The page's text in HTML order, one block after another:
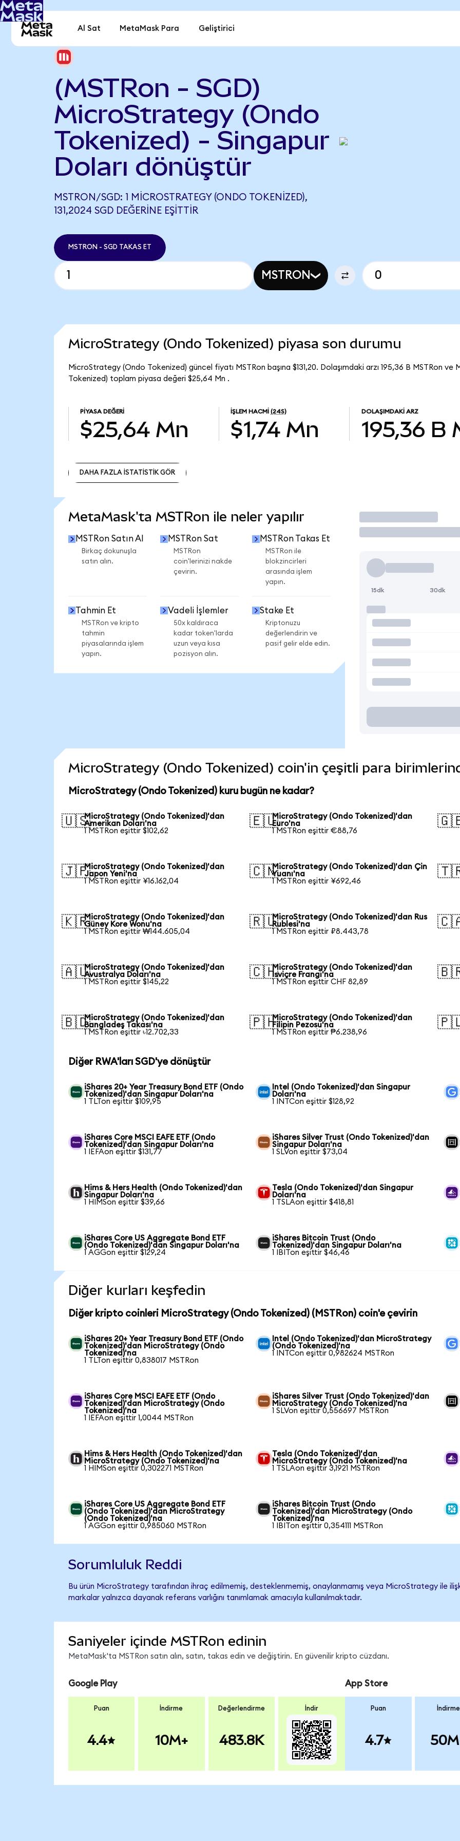
Al Sat MetaMask Para Geliştirici
(MSTRon - SGD)
MicroStrategy (Ondo
Tokenized) - Singapur
Doları dönüştür
MSTRON/SGD: 1 MICROSTRATEGY (ONDO TOKENIZED),
131,2024 SGD DEĞERINE EŞITTIR
MSTRON - SGD TAKAS ET
MSTRON
MicroStrategy (Ondo Tokenized) piyasa son durumu
MicroStrategy (Ondo Tokenized) güncel fiyatı MSTRon başına $131,20. Dolaşımdaki arzı 195,36 B MSTRon
Tokenized) toplam piyasa değeri $25,64 Mn .
PIYASA DEĞERI
$25,64 Mn
İŞLEM HACMI (24S)
$1,74 Mn
DOLAŞIMDAKI ARZ
195,36 B
DAHA FAZLA İSTATİSTİK GÖR
MetaMask'ta MSTRon ile neler yapılır
MSTRon Satın Al
Birkaç dokunuşla
satın alın.
MSTRon Sat
MSTRon
coin'lerinizi nakde
çevirin.
MSTRon Takas Et
MSTRon ile
blokzincirleri
arasında işlem
yapın.
Tahmin Et
MSTRon ve kripto
tahmin
piyasalarında işlem
yapın.
Vadeli İşlemler
50x kaldıraca
kadar token'larda
uzun veya kısa
pozisyon alın.
Stake Et
Kriptonuzu
değerlendirin ve
pasif gelir elde edin.
İşlem Yap
15dk 30dk
MicroStrategy (Ondo Tokenized) coin'in çeşitli para
MicroStrategy (Ondo Tokenized) kuru bugün ne kadar?
🇺🇸MicroStrategy (Ondo Tokenized)'dan
Amerikan Doları'na
1 MSTRon eşittir $102,62
🇪🇺MicroStrategy (Ondo Tokenized)'dan
Euro'na
1 MSTRon eşittir €88,76
🇯🇵MicroStrategy (Ondo Tokenized)'dan
Japon Yeni'na
1 MSTRon eşittir ¥16.162,04
🇨🇳MicroStrategy (Ondo Tokenized)'dan Çin
Yuanı'na
1 MSTRon eşittir ¥692,46
🇰🇷MicroStrategy (Ondo Tokenized)'dan
Güney Kore Wonu'na
1 MSTRon eşittir ₩144.605,04
🇷🇺MicroStrategy (Ondo Tokenized)'dan Rus
Rublesi'na
1 MSTRon eşittir ₽8.443,78
🇦🇺MicroStrategy (Ondo Tokenized)'dan
Avustralya Doları'na
1 MSTRon eşittir $145,22
🇨🇭MicroStrategy (Ondo Tokenized)'dan
İsviçre Frangı'na
1 MSTRon eşittir CHF 82,89
🇧🇩MicroStrategy (Ondo Tokenized)'dan
Bangladeş Takası'na
1 MSTRon eşittir ৳12.702,33
🇵🇭MicroStrategy (Ondo Tokenized)'dan
Filipin Pezosu'na
1 MSTRon eşittir ₱6.238,96
Diğer RWA'ları SGD'ye dönüştür
iShares 20+ Year Treasury Bond ETF (Ondo
Tokenized)'dan Singapur Doları'na
1 TLTon eşittir $109,95
Intel (Ondo Tokenized)'dan Singapur
Doları'na
1 INTCon eşittir $128,92
iShares Core MSCI EAFE ETF (Ondo
Tokenized)'dan Singapur Doları'na
1 IEFAon eşittir $131,77
iShares Silver Trust (Ondo Tokenized)'dan
Singapur Doları'na
1 SLVon eşittir $73,04
Hims & Hers Health (Ondo Tokenized)'dan
Singapur Doları'na
1 HIMSon eşittir $39,66
Tesla (Ondo Tokenized)'dan Singapur
Doları'na
1 TSLAon eşittir $418,81
iShares Core US Aggregate Bond ETF
(Ondo Tokenized)'dan Singapur Doları'na
1 AGGon eşittir $129,24
iShares Bitcoin Trust (Ondo
Tokenized)'dan Singapur Doları'na
1 IBITon eşittir $46,46
Diğer kurları keşfedin
Diğer kripto coinleri MicroStrategy (Ondo Tokenized) (MSTRon) coin'e çevirin
iShares 20+ Year Treasury Bond ETF (Ondo
Tokenized)'dan MicroStrategy (Ondo
Tokenized)'na
1 TLTon eşittir 0,838017 MSTRon
Intel (Ondo Tokenized)'dan MicroStrategy
(Ondo Tokenized)'na
1 INTCon eşittir 0,982624 MSTRon
iShares Core MSCI EAFE ETF (Ondo
Tokenized)'dan MicroStrategy (Ondo
Tokenized)'na
1 IEFAon eşittir 1,0044 MSTRon
iShares Silver Trust (Ondo Tokenized)'dan
MicroStrategy (Ondo Tokenized)'na
1 SLVon eşittir 0,556697 MSTRon
Hims & Hers Health (Ondo Tokenized)'dan
MicroStrategy (Ondo Tokenized)'na
1 HIMSon eşittir 0,302271 MSTRon
Tesla (Ondo Tokenized)'dan
MicroStrategy (Ondo Tokenized)'na
1 TSLAon eşittir 3,1921 MSTRon
iShares Core US Aggregate Bond ETF
(Ondo Tokenized)'dan MicroStrategy
(Ondo Tokenized)'na
1 AGGon eşittir 0,985060 MSTRon
iShares Bitcoin Trust (Ondo
Tokenized)'dan MicroStrategy (Ondo
Tokenized)'na
1 IBITon eşittir 0,354111 MSTRon
Sorumluluk Reddi
Bu ürün MicroStrategy tarafından ihraç edilmemiş, desteklenmemiş, onaylanmamış veya MicroStrategy ile
markalar yalnızca dayanak referans varlığını tanımlamak amacıyla kullanılmaktadır.
Saniyeler içinde MSTRon edinin
MetaMask'ta MSTRon satın alın, satın, takas edin ve değiştirin. En güvenilir kripto cüzdanı.
Google Play
Puan
4.4
İndirme
10M+
Değerlendirme
483.8K
İndir
App Store
Puan
4.7
İndirme